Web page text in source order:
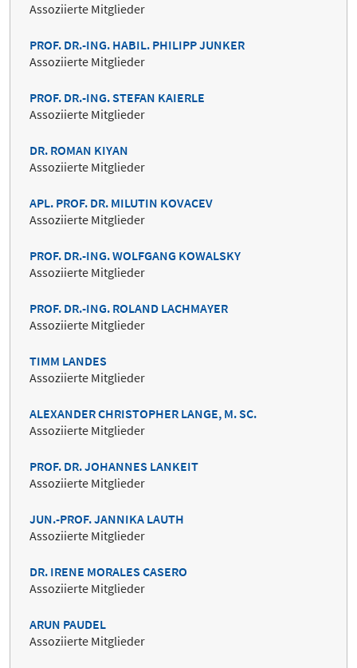
Assoziierte Mitglieder
PROF. DR.-ING. HABIL. PHILIPP JUNKER
Assoziierte Mitglieder
PROF. DR.-ING. STEFAN KAIERLE
Assoziierte Mitglieder
DR. ROMAN KIYAN
Assoziierte Mitglieder
APL. PROF. DR. MILUTIN KOVACEV
Assoziierte Mitglieder
PROF. DR.-ING. WOLFGANG KOWALSKY
Assoziierte Mitglieder
PROF. DR.-ING. ROLAND LACHMAYER
Assoziierte Mitglieder
TIMM LANDES
Assoziierte Mitglieder
ALEXANDER CHRISTOPHER LANGE, M. SC.
Assoziierte Mitglieder
PROF. DR. JOHANNES LANKEIT
Assoziierte Mitglieder
JUN.-PROF. JANNIKA LAUTH
Assoziierte Mitglieder
DR. IRENE MORALES CASERO
Assoziierte Mitglieder
ARUN PAUDEL
Assoziierte Mitglieder